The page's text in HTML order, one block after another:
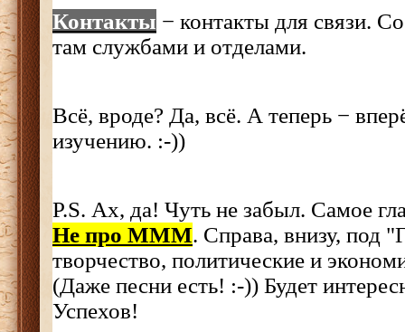
Контакты − контакты для связи.
там службами и отделами.
Всё, вроде? Да, всё. А теперь −
изучению. :-))
P.S. Ах, да! Чуть не забыл. Самое
Не про МММ. Справа, внизу, под
творчество, политические и
(Даже песни есть! :-)) Будет
Успехов!